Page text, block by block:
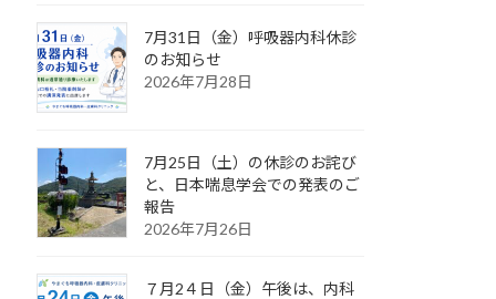
7月31日（金）呼吸器内科休診
のお知らせ
2026年7月28日
7月25日（土）の休診のお詫び
と、日本喘息学会での発表のご
報告
2026年7月26日
７月2４日（金）午後は、内科